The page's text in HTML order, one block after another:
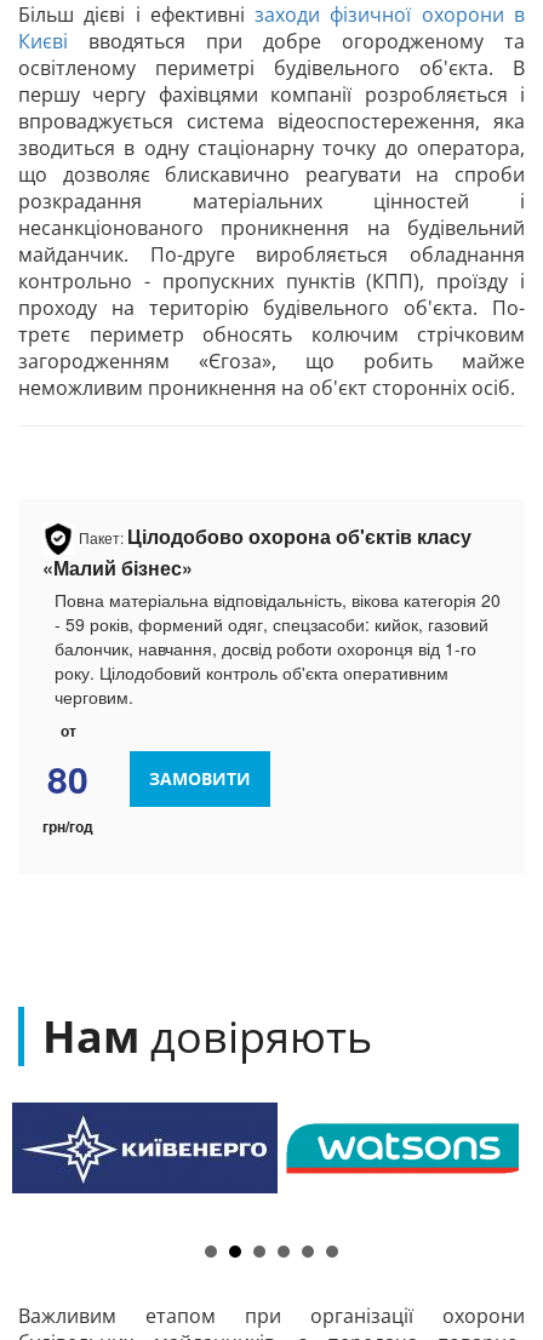
Більш дієві і ефективнізаходи фізичної охорони в
Києві вводяться при добре огородженому та
освітленому периметрі будівельного об'єкта. В
першу чергу фахівцями компанії розробляється і
впроваджується система відеоспостереження, яка
зводиться в одну стаціонарну точку до оператора,
що дозволяє блискавично реагувати на спроби
розкрадання матеріальних цінностей і
несанкціонованого проникнення на будівельний
майданчик. По-друге виробляється обладнання
контрольно - пропускних пунктів (КПП), проїзду і
проходу на територію будівельного об'єкта. По-
третє периметр обносять колючим стрічковим
загородженням «Єгоза», що робить майже
неможливим проникнення на об'єкт сторонніх осіб.
Пакет: Цілодобово охорона об'єктів класу
«Малий бізнес»
Повна матеріальна відповідальність, вікова категорія 20
- 59 років, формений одяг, спецзасоби: кийок, газовий
балончик, навчання, досвід роботи охоронця від 1-го
року. Цілодобовий контроль об'єкта оперативним
черговим.
от
80
грн/год
ЗАМОВИТИ
Нам довіряють
Важливим етапом при організації охорони